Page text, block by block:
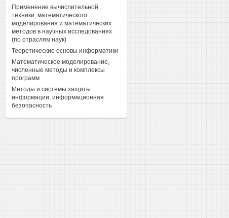
Применение вычислительной
техники, математического
моделирования и математических
методов в научных исследованиях
(по отраслям наук)
Теоретические основы информатики
Математическое моделирование,
численные методы и комплексы
программ
Методы и системы защиты
информации, информационная
безопасность